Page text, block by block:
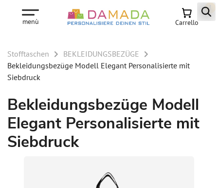
menù Carrello
Stofftaschen
BEKLEIDUNGSBEZÜGE
Bekleidungsbezüge Modell Elegant Personalisierte mit
Siebdruck
Bekleidungsbezüge Modell
Elegant Personalisierte mit
Siebdruck
!!